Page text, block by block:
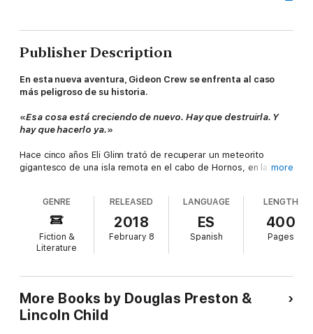
Publisher Description
En esta nueva aventura, Gideon Crew se enfrenta al caso
más peligroso de su historia.
«Esa cosa está creciendo de nuevo. Hay que destruirla. Y
hay que hacerlo ya.»
Hace cinco años Eli Glinn trató de recuperar un meteorito
gigantesco de una isla remota en el cabo de Hornos, en la
antárticas y arrastró el cargamento a las profundidades del
océano. Perecieron más de cien tripulantes, y Eli Glinn quedó
paralítico.
El meteorito, sin embargo, no era una simple piedra. Ese
condenado. La única esperanza es que Glinn y su equipo lo
aniquilen, tarea para la que requieren la experiencia de Gideon
en armas nucleares. No obstante, pronto descubrirán que el
more
GENRE
Fiction &
Literature
RELEASED
2018
February 8
LANGUAGE
ES
Spanish
LENGTH
400
Pages
More Books by Douglas Preston &
Lincoln Child